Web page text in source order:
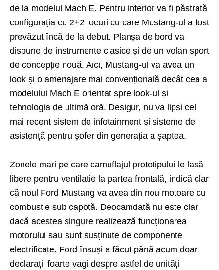
de la modelul Mach E. Pentru interior va fi păstrată
configurația cu 2+2 locuri cu care Mustang-ul a fost
prevăzut încă de la debut. Planșa de bord va
dispune de instrumente clasice și de un volan sport
de concepție nouă. Aici, Mustang-ul va avea un
look și o amenajare mai convențională decât cea a
modelului Mach E orientat spre look-ul și
tehnologia de ultimă oră. Desigur, nu va lipsi cel
mai recent sistem de infotainment și sisteme de
asistență pentru șofer din generația a șaptea.
Zonele mari pe care camuflajul prototipului le lasă
libere pentru ventilație la partea frontală, indică clar
că noul Ford Mustang va avea din nou motoare cu
combustie sub capotă. Deocamdată nu este clar
dacă acestea singure realizează funcționarea
motorului sau sunt susținute de componente
electrificate. Ford însuși a făcut până acum doar
declarații foarte vagi despre astfel de unități